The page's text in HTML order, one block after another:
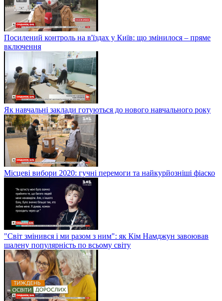
Посилений контроль на в'їздах у Київ: що змінилося – пряме
включення
Як навчальні заклади готуються до нового навчального року
Місцеві вибори 2020: гучні перемоги та найкурйозніші фіаско
"Світ змінився і ми разом з ним": як Кім Намджун завоював
шалену популярність по всьому світу